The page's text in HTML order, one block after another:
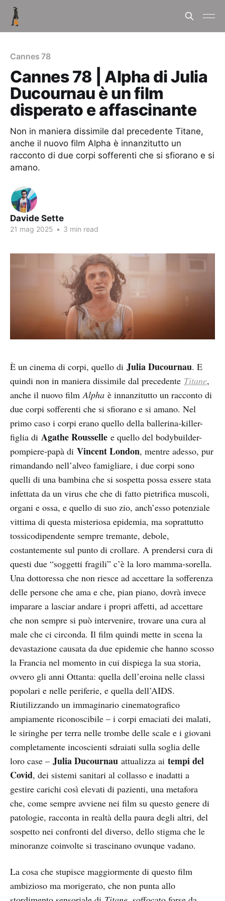
Cannes 78
Cannes 78 | Alpha di Julia
Ducournau è un film
disperato e affascinante
Non in maniera dissimile dal precedente Titane,
anche il nuovo film Alpha è innanzitutto un
racconto di due corpi sofferenti che si sfiorano e si
amano.
Davide Sette
21 mag 2025 • 3 min read
È un cinema di corpi, quello di Julia Ducournau. E
quindi non in maniera dissimile dal precedente Titane,
anche il nuovo film Alpha è innanzitutto un racconto di
due corpi sofferenti che si sfiorano e si amano. Nel
primo caso i corpi erano quello della ballerina-killer-
figlia di Agathe Rousselle e quello del bodybuilder-
pompiere-papà di Vincent London, mentre adesso, pur
rimandando nell’alveo famigliare, i due corpi sono
quelli di una bambina che si sospetta possa essere stata
infettata da un virus che che di fatto pietrifica muscoli,
organi e ossa, e quello di suo zio, anch’esso potenziale
vittima di questa misteriosa epidemia, ma soprattutto
tossicodipendente sempre tremante, debole,
costantemente sul punto di crollare. A prendersi cura di
questi due “soggetti fragili” c’è la loro mamma-sorella.
Una dottoressa che non riesce ad accettare la sofferenza
delle persone che ama e che, pian piano, dovrà invece
imparare a lasciar andare i propri affetti, ad accettare
che non sempre si può intervenire, trovare una cura al
male che ci circonda. Il film quindi mette in scena la
devastazione causata da due epidemie che hanno scosso
la Francia nel momento in cui dispiega la sua storia,
ovvero gli anni Ottanta: quella dell’eroina nelle classi
popolari e nelle periferie, e quella dell’AIDS.
Riutilizzando un immaginario cinematografico
ampiamente riconoscibile – i corpi emaciati dei malati,
le siringhe per terra nelle trombe delle scale e i giovani
completamente incoscienti sdraiati sulla soglia delle
loro case – Julia Ducournau attualizza ai tempi del
Covid, dei sistemi sanitari al collasso e inadatti a
gestire carichi così elevati di pazienti, una metafora
che, come sempre avviene nei film su questo genere di
patologie, racconta in realtà della paura degli altri, del
sospetto nei confronti del diverso, dello stigma che le
minoranze coinvolte si trascinano ovunque vadano.
La cosa che stupisce maggiormente di questo film
ambizioso ma morigerato, che non punta allo